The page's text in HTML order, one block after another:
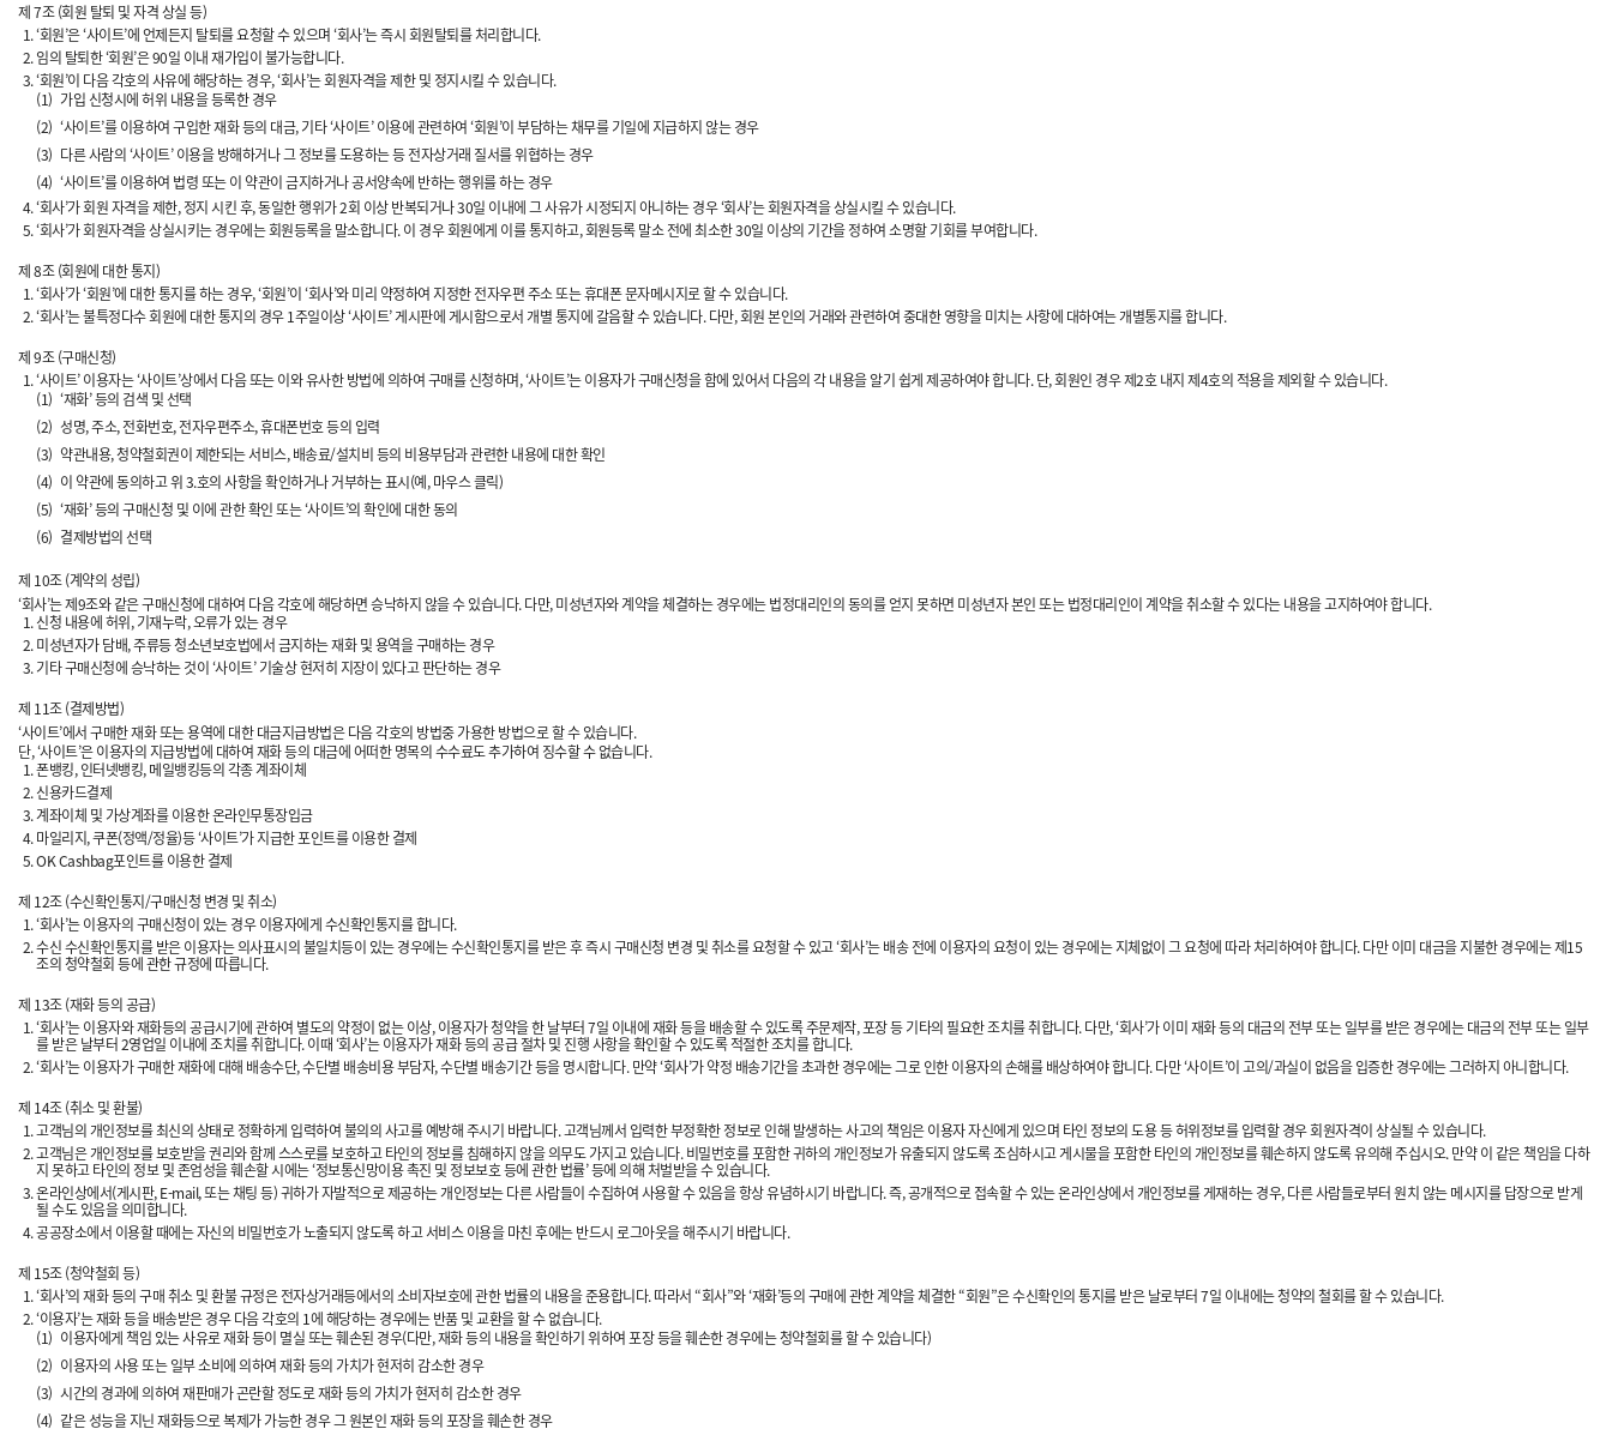
제 7조 (회원 탈퇴 및 자격 상실 등)
‘회원’은 ‘사이트’에 언제든지 탈퇴를 요청할 수 있으며 ‘회사’는 즉시 회원탈퇴를 처리합니다.
임의 탈퇴한 ‘회원’은 90일 이내 재가입이 불가능합니다.
‘회원’이 다음 각호의 사유에 해당하는 경우, ‘회사’는 회원자격을 제한 및 정지시킬 수 있습니다.
(1) 가입 신청시에 허위 내용을 등록한 경우
(2) ‘사이트’를 이용하여 구입한 재화 등의 대금, 기타 ‘사이트’ 이용에 관련하여 ‘회원’이 부담하는 채무를 기일에 지급하지 않는 경우
(3) 다른 사람의 ‘사이트’ 이용을 방해하거나 그 정보를 도용하는 등 전자상거래 질서를 위협하는 경우
(4) ‘사이트’를 이용하여 법령 또는 이 약관이 금지하거나 공서양속에 반하는 행위를 하는 경우
‘회사’가 회원 자격을 제한, 정지 시킨 후, 동일한 행위가 2회 이상 반복되거나 30일 이내에 그 사유가 시정되지 아니하는 경우 ‘회사’는 회원자격을 상실시킬 수 있습니다.
‘회사’가 회원자격을 상실시키는 경우에는 회원등록을 말소합니다. 이 경우 회원에게 이를 통지하고, 회원등록 말소 전에 최소한 30일 이상의 기간을 정하여 소명할 기회를 부여합니다.
제 8조 (회원에 대한 통지)
‘회사’가 ‘회원’에 대한 통지를 하는 경우, ‘회원’이 ‘회사’와 미리 약정하여 지정한 전자우편 주소 또는 휴대폰 문자메시지로 할 수 있습니다.
‘회사’는 불특정다수 회원에 대한 통지의 경우 1주일이상 ‘사이트’ 게시판에 게시함으로서 개별 통지에 갈음할 수 있습니다. 다만, 회원 본인의 거래와 관련하여 중대한 영향을 미치는 사항에 대하여는 개별통지를 합니다.
제 9조 (구매신청)
‘사이트’ 이용자는 ‘사이트’상에서 다음 또는 이와 유사한 방법에 의하여 구매를 신청하며, ‘사이트’는 이용자가 구매신청을 함에 있어서 다음의 각 내용을 알기 쉽게 제공하여야 합니다. 단, 회원인 경우 제2호 내지 제4호의 적용을 제외할 수 있습니다.
(1) ‘재화’ 등의 검색 및 선택
(2) 성명, 주소, 전화번호, 전자우편주소, 휴대폰번호 등의 입력
(3) 약관내용, 청약철회권이 제한되는 서비스, 배송료/설치비 등의 비용부담과 관련한 내용에 대한 확인
(4) 이 약관에 동의하고 위 3.호의 사항을 확인하거나 거부하는 표시(예, 마우스 클릭)
(5) ‘재화’ 등의 구매신청 및 이에 관한 확인 또는 ‘사이트’의 확인에 대한 동의
(6) 결제방법의 선택
제 10조 (계약의 성립)
‘회사’는 제9조와 같은 구매신청에 대하여 다음 각호에 해당하면 승낙하지 않을 수 있습니다. 다만, 미성년자와 계약을 체결하는 경우에는 법정대리인의 동의를 얻지 못하면 미성년자 본인 또는 법정대리인이 계약을 취소할 수 있다는 내용을 고지하여야 합니다.
신청 내용에 허위, 기재누락, 오류가 있는 경우
미성년자가 담배, 주류등 청소년보호법에서 금지하는 재화 및 용역을 구매하는 경우
기타 구매신청에 승낙하는 것이 ‘사이트’ 기술상 현저히 지장이 있다고 판단하는 경우
제 11조 (결제방법)
‘사이트’에서 구매한 재화 또는 용역에 대한 대금지급방법은 다음 각호의 방법중 가용한 방법으로 할 수 있습니다.
단, ‘사이트’은 이용자의 지급방법에 대하여 재화 등의 대금에 어떠한 명목의 수수료도 추가하여 징수할 수 없습니다.
폰뱅킹, 인터넷뱅킹, 메일뱅킹등의 각종 계좌이체
신용카드결제
계좌이체 및 가상계좌를 이용한 온라인무통장입금
마일리지, 쿠폰(정액/정율)등 ‘사이트’가 지급한 포인트를 이용한 결제
OK Cashbag포인트를 이용한 결제
제 12조 (수신확인통지/구매신청 변경 및 취소)
‘회사’는 이용자의 구매신청이 있는 경우 이용자에게 수신확인통지를 합니다.
수신 수신확인통지를 받은 이용자는 의사표시의 불일치등이 있는 경우에는 수신확인통지를 받은 후 즉시 구매신청 변경 및 취소를 요청할 수 있고 ‘회사’는 배송 전에 이용자의 요청이 있는 경우에는 지체없이 그 요청에 따라 처리하여야 합니다. 다만 이미 대금을 지불한 경우에는 제15
조의 청약철회 등에 관한 규정에 따릅니다.
제 13조 (재화 등의 공급)
‘회사’는 이용자와 재화등의 공급시기에 관하여 별도의 약정이 없는 이상, 이용자가 청약을 한 날부터 7일 이내에 재화 등을 배송할 수 있도록 주문제작, 포장 등 기타의 필요한 조치를 취합니다. 다만, ‘회사’가 이미 재화 등의 대금의 전부 또는 일부를 받은 경우에는 대금의 전부 또는 일부
를 받은 날부터 2영업일 이내에 조치를 취합니다. 이때 ‘회사’는 이용자가 재화 등의 공급 절차 및 진행 사항을 확인할 수 있도록 적절한 조치를 합니다.
‘회사’는 이용자가 구매한 재화에 대해 배송수단, 수단별 배송비용 부담자, 수단별 배송기간 등을 명시합니다. 만약 ‘회사’가 약정 배송기간을 초과한 경우에는 그로 인한 이용자의 손해를 배상하여야 합니다. 다만 ‘사이트’이 고의/과실이 없음을 입증한 경우에는 그러하지 아니합니다.
제 14조 (취소 및 환불)
고객님의 개인정보를 최신의 상태로 정확하게 입력하여 불의의 사고를 예방해 주시기 바랍니다. 고객님께서 입력한 부정확한 정보로 인해 발생하는 사고의 책임은 이용자 자신에게 있으며 타인 정보의 도용 등 허위정보를 입력할 경우 회원자격이 상실될 수 있습니다.
고객님은 개인정보를 보호받을 권리와 함께 스스로를 보호하고 타인의 정보를 침해하지 않을 의무도 가지고 있습니다. 비밀번호를 포함한 귀하의 개인정보가 유출되지 않도록 조심하시고 게시물을 포함한 타인의 개인정보를 훼손하지 않도록 유의해 주십시오. 만약 이 같은 책임을 다하
지 못하고 타인의 정보 및 존엄성을 훼손할 시에는 ‘정보통신망이용 촉진 및 정보보호 등에 관한 법률’ 등에 의해 처벌받을 수 있습니다.
온라인상에서(게시판, E-mail, 또는 채팅 등) 귀하가 자발적으로 제공하는 개인정보는 다른 사람들이 수집하여 사용할 수 있음을 항상 유념하시기 바랍니다. 즉, 공개적으로 접속할 수 있는 온라인상에서 개인정보를 게재하는 경우, 다른 사람들로부터 원치 않는 메시지를 답장으로 받게
될 수도 있음을 의미합니다.
공공장소에서 이용할 때에는 자신의 비밀번호가 노출되지 않도록 하고 서비스 이용을 마친 후에는 반드시 로그아웃을 해주시기 바랍니다.
제 15조 (청약철회 등)
‘회사’의 재화 등의 구매 취소 및 환불 규정은 전자상거래등에서의 소비자보호에 관한 법률의 내용을 준용합니다. 따라서 “회사”와 ‘재화’등의 구매에 관한 계약을 체결한 “회원”은 수신확인의 통지를 받은 날로부터 7일 이내에는 청약의 철회를 할 수 있습니다.
‘이용자’는 재화 등을 배송받은 경우 다음 각호의 1에 해당하는 경우에는 반품 및 교환을 할 수 없습니다.
(1) 이용자에게 책임 있는 사유로 재화 등이 멸실 또는 훼손된 경우(다만, 재화 등의 내용을 확인하기 위하여 포장 등을 훼손한 경우에는 청약철회를 할 수 있습니다)
(2) 이용자의 사용 또는 일부 소비에 의하여 재화 등의 가치가 현저히 감소한 경우
(3) 시간의 경과에 의하여 재판매가 곤란할 정도로 재화 등의 가치가 현저히 감소한 경우
(4) 같은 성능을 지닌 재화등으로 복제가 가능한 경우 그 원본인 재화 등의 포장을 훼손한 경우